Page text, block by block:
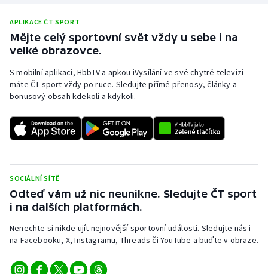
APLIKACE ČT SPORT
Mějte celý sportovní svět vždy u sebe i na
velké obrazovce.
S mobilní aplikací, HbbTV a apkou iVysílání ve své chytré televizi
máte ČT sport vždy po ruce. Sledujte přímé přenosy, články a
bonusový obsah kdekoli a kdykoli.
SOCIÁLNÍ SÍTĚ
Odteď vám už nic neunikne. Sledujte ČT sport
i na dalších platformách.
Nenechte si nikde ujít nejnovější sportovní události. Sledujte nás i
na Facebooku, X, Instagramu, Threads či YouTube a buďte v obraze.